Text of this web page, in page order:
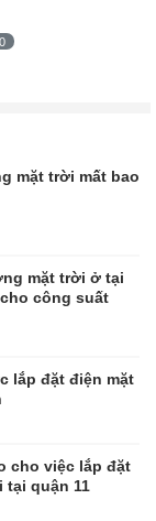
mặt trời mất bao
mặt trời ở tại
công suất
lắp đặt điện mặt
cho việc lắp đặt
quận 11